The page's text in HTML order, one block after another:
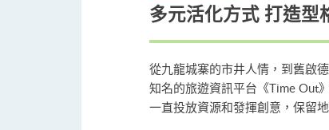
多元活化方式 打造型
從九龍城寨的市井人情，到舊啟
知名的旅遊資訊平台《Time Out
一直投放資源和發揮創意，保留